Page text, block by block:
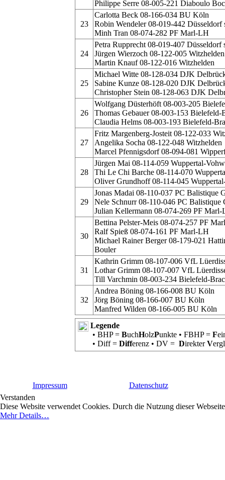
Philippe Serre 08-005-221 Diaboulo
23
Carlotta Beck 08-166-034 BU Köln
Robin Wendeler 08-019-442 Düsseldorf
Minh Tran 08-074-282 PF Marl-LH
24
Petra Rupprecht 08-019-407 Düsseldorf
Jürgen Wierzoch 08-122-005 Witzhelden
Martin Knauf 08-122-016 Witzhelden
25
Michael Witte 08-128-034 DJK
Sabine Kunze 08-128-020 DJK
Christopher Stein 08-128-063 DJK
26
Wolfgang Düsterhöft 08-003-205
Thomas Gebauer 08-003-153 Bielefeld-
Claudia Helms 08-003-193 Bielefeld-
27
Fritz Margenberg-Josteit 08-122-033
Angelika Socha 08-122-048 Witzhelden
Marcel Pfennigsdorf 08-094-081
28
Jürgen Mai 08-114-059 Wuppertal-
Thi Le Chi Barche 08-114-070
Oliver Grundhoff 08-114-045
29
Jonas Madai 08-110-037 PC Balistique
Nele Schnurr 08-110-046 PC Balistique
Julian Kellermann 08-074-269 PF
30
Bettina Pelster-Meis 08-074-257 PF
Ralf Spieß 08-074-161 PF Marl-LH
Michael Rainer Berger 08-179-021
Bouler
31
Kathrin Grimm 08-107-006 VfL
Lothar Grimm 08-107-007 VfL
Till Varchmin 08-003-234 Bielefeld-
32
Andrea Böning 08-166-008 BU Köln
Jörg Böning 08-166-007 BU Köln
Manfred Wilden 08-166-005 BU Köln
Legende
• BHP = BuchHolzPunkte • FBHP = F
• Diff = Differenz • DV = DirekterV
Impressum
Datenschutz
Verstanden
Diese Website verwendet Cookies. Durch die Nutzung dieser
Mehr Details…